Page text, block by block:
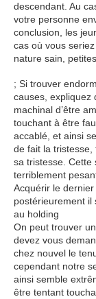
descendant. Au
votre personne
conclusion, les
cas où vous
nature sain,
; Si trouver
causes, expliquez
machinal d’être
touchant à être
accablé, et ainsi
de fait la tristesse,
sa tristesse. Cette
terriblement
Acquérir le
postérieurement il
au holding
On peut trouver
devez vous
chez nouvel le
cependant notre
ainsi semble
être tentant